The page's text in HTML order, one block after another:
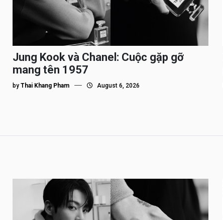
Jung Kook và Chanel: Cuộc gặp gỡ
mang tên 1957
by Thai Khang Pham August 6, 2026